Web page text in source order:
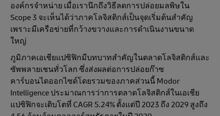
องค์กรจำหน่าย เมื่อเรานึกถึงวิธีลดการปล่อยมลพิษใน
Scope 3 จะเห็นได้ว่าภาคโลจิสติกส์เป็นจุดเริ่มต้นสำคัญ
เพราะมีเครือข่ายที่กว้างขวางและการดําเนินงานขนาด
ใหญ่
ภูมิภาคเอเชียแปซิฟิกมีบทบาทสําคัญในตลาดโลจิสติกส์และ
ซัพพลายเชนทั่วโลก ซึ่งส่งผลต่อการปล่อยก๊าซ
คาร์บอนไดออกไซด์โดยรวมของภาคส่วนนี้ Modor
Intelligence ประมาณการว่าการตลาดโลจิสติกส์ในเอเชีย
แปซิฟิกจะเติบโตที่ CAGR 5.24% ตั้งแต่ปี 2023 ถึง 2029 สูงถึง